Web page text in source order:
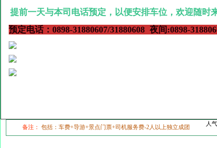
提前一天与本司电话预定，以便安排车位，欢迎随时
预定电话：0898-31880607/31880608 夜间:0898-
备注： 包括：车费+导游+景点门票+司机服务费-2人以上独立成团 人气